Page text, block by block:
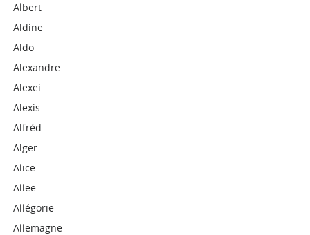
Albert
Aldine
Aldo
Alexandre
Alexei
Alexis
Alfréd
Alger
Alice
Allee
Allégorie
Allemagne